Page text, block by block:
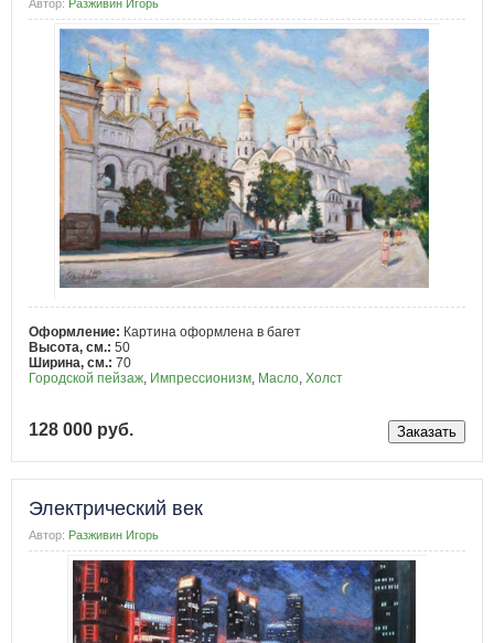
Автор: Разживин Игорь
Оформление: Картина оформлена в багет
Высота, см.: 50
Ширина, см.: 70
Городской пейзаж, Импрессионизм, Масло, Холст
128 000 руб.
Электрический век
Автор: Разживин Игорь